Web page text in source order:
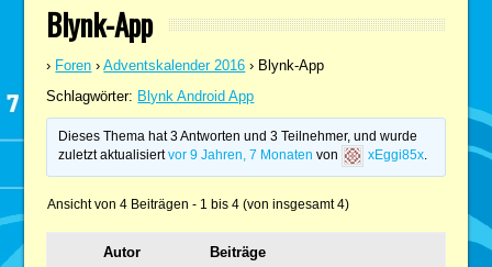
Blynk-App
› Foren › Adventskalender 2016 › Blynk-App
Schlagwörter: Blynk Android App
Dieses Thema hat 3 Antworten und 3 Teilnehmer, und wurde
zuletzt aktualisiertvor 9 Jahren, 7 Monaten von xEggi85x.
Ansicht von 4 Beiträgen - 1 bis 4 (von insgesamt 4)
Autor Beiträge